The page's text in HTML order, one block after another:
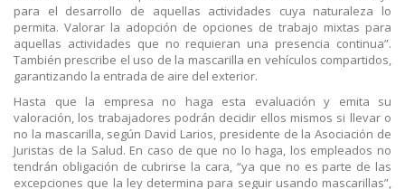
para el desarrollo de aquellas actividades cuya naturaleza lo
permita. Valorar la adopción de opciones de trabajo mixtas para
aquellas actividades que no requieran una presencia continua”.
También prescribe el uso de la mascarilla en vehículos compartidos,
garantizando la entrada de aire del exterior.
Hasta que la empresa no haga esta evaluación y emita su
valoración, los trabajadores podrán decidir ellos mismos si llevar o
no la mascarilla, según David Larios, presidente de la Asociación de
Juristas de la Salud. En caso de que no lo haga, los empleados no
tendrán obligación de cubrirse la cara, “ya que no es parte de las
excepciones que la ley determina para seguir usando mascarillas”,